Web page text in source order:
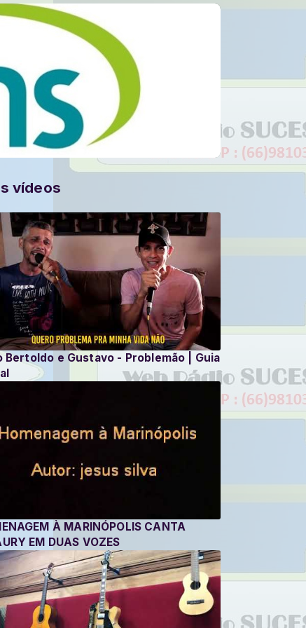
vídeos
Bertoldo e Gustavo - Problemão | Guia
À MARINÓPOLIS CANTA
EM DUAS VOZES